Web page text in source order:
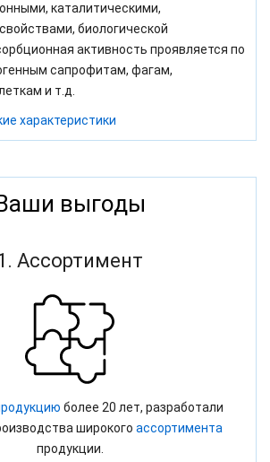
каталитическими,
биологической
активность проявляется по
сапрофитам, фагам,
и т.д.
характеристики
выгоды
Ассортимент
более 20 лет, разработали
широкого ассортимента
продукции.